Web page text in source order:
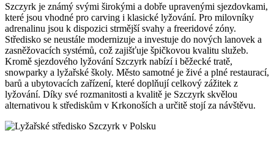
Szczyrk je známý svými širokými a dobře upravenými sjezdovkami,
které jsou vhodné pro carving i klasické lyžování. Pro milovníky
adrenalinu jsou k dispozici strmější svahy a freeridové zóny.
Středisko se neustále modernizuje a investuje do nových lanovek a
zasněžovacích systémů, což zajišťuje špičkovou kvalitu služeb.
Kromě sjezdového lyžování Szczyrk nabízí i běžecké tratě,
snowparky a lyžařské školy. Město samotné je živé a plné restaurací,
barů a ubytovacích zařízení, které doplňují celkový zážitek z
lyžování. Díky své rozmanitosti a kvalitě je Szczyrk skvělou
alternativou k střediskům v Krkonoších a určitě stojí za návštěvu.